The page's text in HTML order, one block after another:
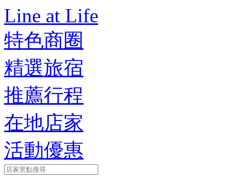
Line at Life
特色商圈
精選旅宿
推薦行程
在地店家
活動優惠